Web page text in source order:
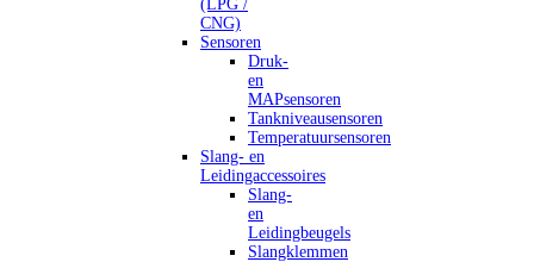
(LPG /
CNG)
Sensoren
Druk-
en
MAPsensoren
Tankniveausensoren
Temperatuursensoren
Slang- en
Leidingaccessoires
Slang-
en
Leidingbeugels
Slangklemmen